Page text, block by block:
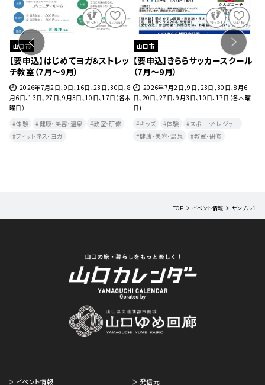
山口市
【要申込】はじめてヨガ＆ストレッ
チ教室（7月～9月）
2026年7月2日、9日、16日、23日、30日、8
月6日、13日、27日、9月3日、10日、17日（各木
曜日）
体験
健康・美容・温泉
教室・研修
フィットネス・ヨガ
山口市
【要申込】きららサッカースクール
（7月～9月）
2026年7月2日、9日、23日、30日、8月6
日、20日、27日、9月3日、10日、17日（各木曜
日)
キッズ
体験
スポーツ・レジャー
健康・美容・温泉
教室・研修
TOP イベント情報 サンプル１
イベント情報 発信元